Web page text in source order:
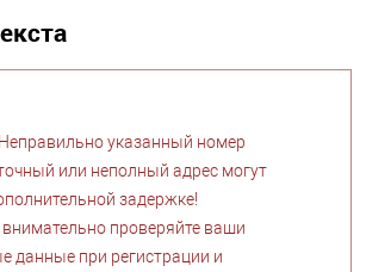
указанный номер
или неполный адрес могут
задержке!
проверяйте ваши
данные при регистрации и